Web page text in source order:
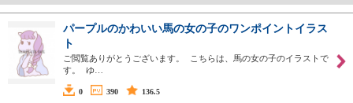
パープルのかわいい馬の女の子のワンポイントイラス
ト
ご閲覧ありがとうございます。 こちらは、馬の女の子のイラストで
す。 ゆ…
0 390 136.5